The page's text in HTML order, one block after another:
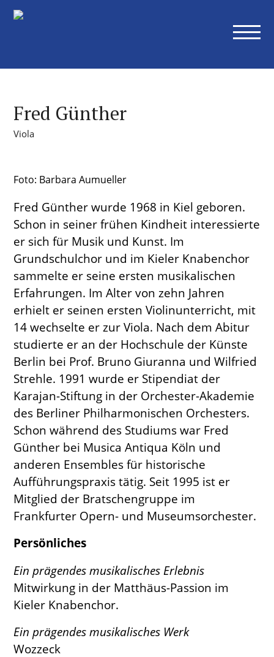
Abonnements
Preise Abonnements
Orchester
Museumsorchester
Mitglieder
Orchesterakademie
Künstlerischer Leiter
Verein
Geschichte
Gremien
Mitglied werden
Satzung
Sponsoren und Partner
Service
Kontakt
Pressestimmen
Newsletter
Programmarchiv
Impressum
Datenschutz
Fred Günther
Viola
Foto: Barbara Aumueller
Fred Günther wurde 1968 in Kiel geboren.
Schon in seiner frühen Kindheit interessierte
er sich für Musik und Kunst. Im
Grundschulchor und im Kieler Knabenchor
sammelte er seine ersten musikalischen
Erfahrungen. Im Alter von zehn Jahren
erhielt er seinen ersten Violinunterricht, mit
14 wechselte er zur Viola. Nach dem Abitur
studierte er an der Hochschule der Künste
Berlin bei Prof. Bruno Giuranna und Wilfried
Strehle. 1991 wurde er Stipendiat der
Karajan-Stiftung in der Orchester-Akademie
des Berliner Philharmonischen Orchesters.
Schon während des Studiums war Fred
Günther bei Musica Antiqua Köln und
anderen Ensembles für historische
Aufführungspraxis tätig. Seit 1995 ist er
Mitglied der Bratschengruppe im
Frankfurter Opern- und Museumsorchester.
Persönliches
Ein prägendes musikalisches Erlebnis
Mitwirkung in der Matthäus-Passion im
Kieler Knabenchor.
Ein prägendes musikalisches Werk
Wozzeck